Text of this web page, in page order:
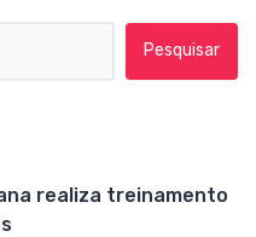
realiza treinamento